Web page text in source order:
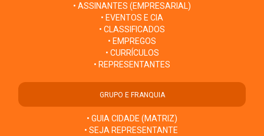
• ASSINANTES (EMPRESARIAL)
• EVENTOS E CIA
• CLASSIFICADOS
• EMPREGOS
• CURRÍCULOS
• REPRESENTANTES
GRUPO E FRANQUIA
• GUIA CIDADE (MATRIZ)
• SEJA REPRESENTANTE